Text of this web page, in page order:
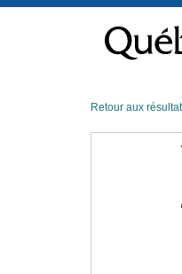
contenu
Retour aux